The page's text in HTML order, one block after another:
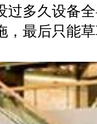
过多久设备
，最后只能